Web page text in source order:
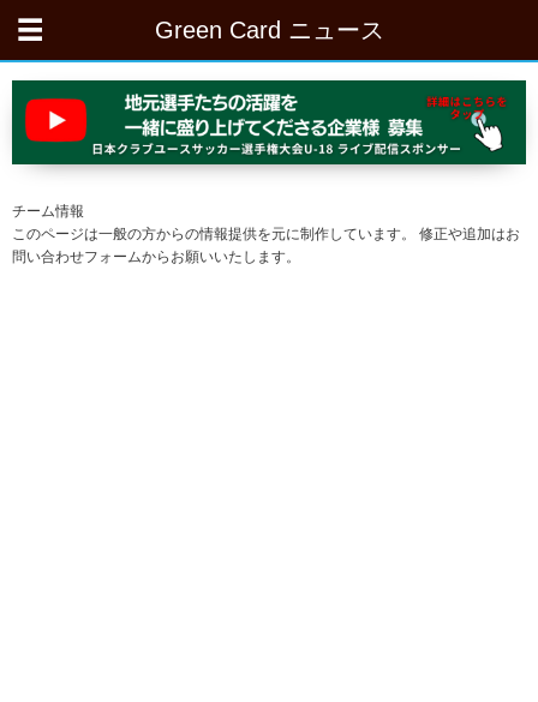
Green Card ニュース
チーム情報
このページは一般の方からの情報提供を元に制作しています。 修正や追加はお
問い合わせフォームからお願いいたします。